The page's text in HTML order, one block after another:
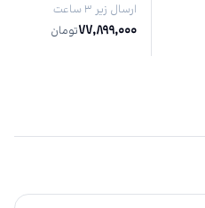
ارسال زیر ۳ ساعت
77,899,000تومان